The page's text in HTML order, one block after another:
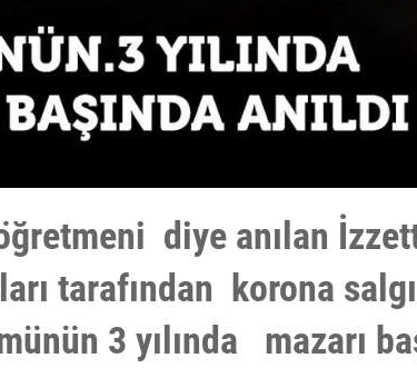
diye anılan
tarafından korona
3 yılında mazarı